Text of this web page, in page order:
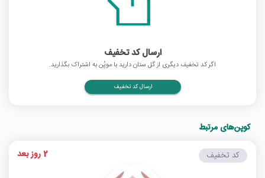
ارسال کد تخفیف
اگر کد تخفیف دیگری از گل ستان دارید با موپُن به اشتراک بگذارید.
ارسال کد تخفیف
کوپن‌های مرتبط
کد تخفیف 2 روز بعد